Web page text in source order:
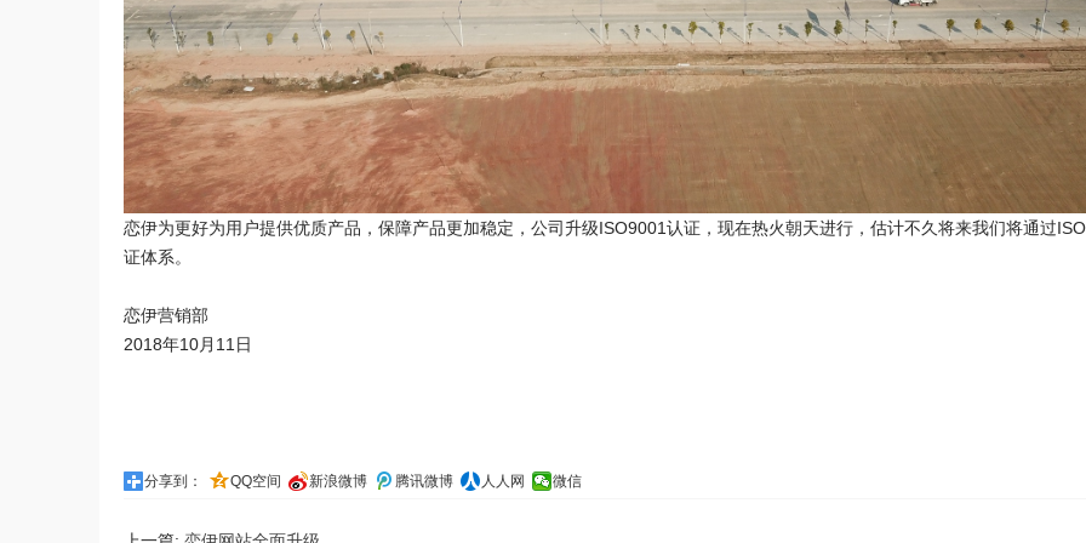
恋伊为更好为用户提供优质产品，保障产品更加稳定，公司升级ISO9001认证，现在热火朝天进行，估计不久将来我们将通过
证体系。
恋伊营销部
2018年10月11日
分享到： QQ空间 新浪微博 腾讯微博 人人网 微信